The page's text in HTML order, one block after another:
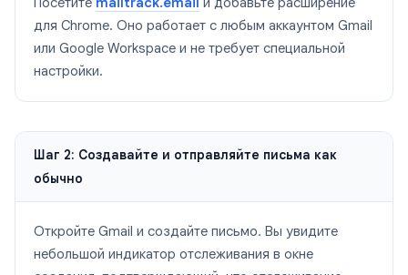
для Chrome. Оно работает с любым аккаунтом Gmail
или Google Workspace и не требует специальной
настройки.
Шаг 2: Создавайте и отправляйте письма как
обычно
Откройте Gmail и создайте письмо. Вы увидите
небольшой индикатор отслеживания в окне